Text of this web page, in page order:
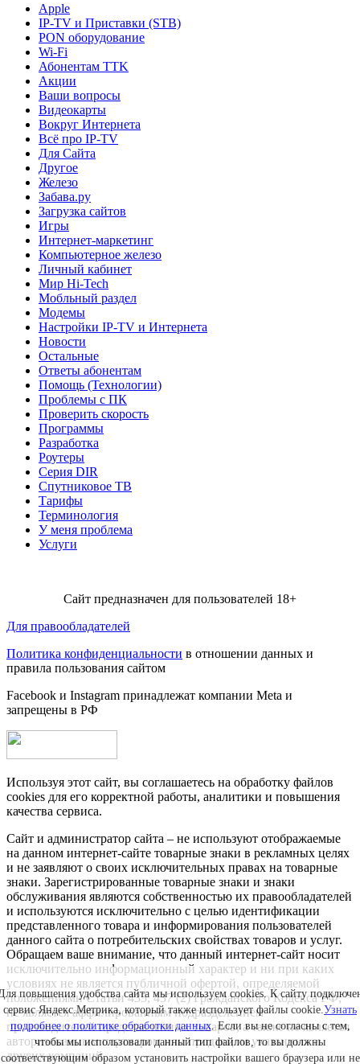
Apple
IP-TV и Приставки (STB)
PON оборудование
Wi-Fi
Абонентам TTK
Акции
Ваши вопросы
Видеокарты
Вокруг Интернета
Всё про IP-TV
Для Сайта
Другое
Железо
Забава.ру
Загрузка сайтов
Игры
Интернет-маркетинг
Компьютерное железо
Личный кабинет
Мир Hi-Tech
Мобльный раздел
Модемы
Настройки IP-TV и Интернета
Новости
Остальные
Ответы абонентам
Помощь (Технологии)
Проблемы с ПК
Проверить скорость
Программы
Разработка
Роутеры
Серия DIR
Спутниковое ТВ
Тарифы
Терминология
У меня проблема
Услуги
Сайт предназначен для пользователей 18+
Для правообладателей
Политика конфиденциальности в отношении данных и
правила пользования сайтом
Facebook и Instagram принадлежат компании Metа и
запрещены в РФ
Используя этот сайт, вы соглашаетесь на обработку файлов
cookies для его корректной работы, аналитики и повышения
качества сервиса.
Сайт и администратор сайта – не используют отображаемые
на данном интернет-сайте товарные знаки в рекламных целях
и не заявляют о своих исключительных правах на товарные
знаки. Зарегистрированные товарные знаки и знаки
обслуживания являются собственностью их правообладателей
и используются исключительно с целью идентификации
представленного товара и информирования пользователей
данного сайта о потребительских свойствах товаров и услуг.
Обращаем ваше внимание, что данный интернет-сайт носит
исключительно информационный характер и ни при каких
условиях не является публичной офертой, определяемой
положениями Статьи 435, 437 (2) Гражданского Кодекса РФ;
не является аффилированным подразделением
производителей представленных товаров, а также не является
авторизованным партнером или продавцом указанных и
других компаний.
повышения удобства сайта мы используем cookies. К сайту
сервис Яндекс.Метрика, который также использует файлы cookie.Узнать
подробнее о политике обработки данных. Если вы не согласны с тем,
чтобы мы использовали данный тип файлов, то вы должны
соответствующим образом установить настройки вашего браузера или не